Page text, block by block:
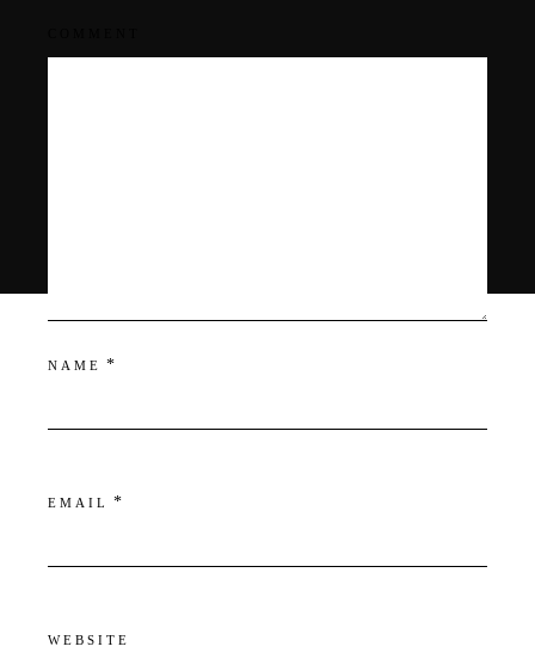
NAME *
EMAIL *
WEBSITE